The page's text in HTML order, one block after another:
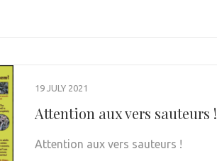
19 JULY 2021
Attention aux vers sauteurs !
Attention aux vers sauteurs !